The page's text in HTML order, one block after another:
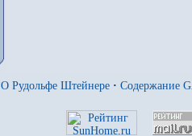
О Рудольфе Штейнере · Содержание